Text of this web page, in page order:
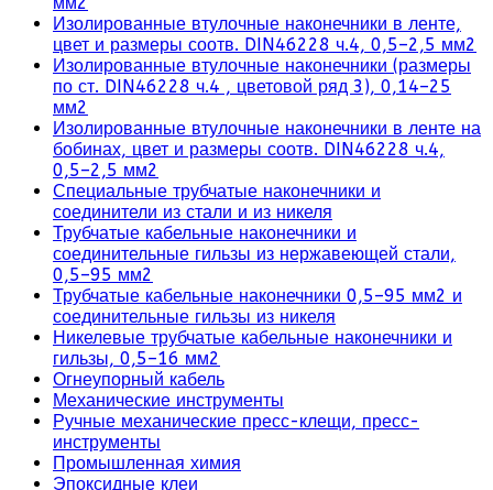
Изолированные втулочные наконечники в ленте,
цвет и размеры соотв. DIN46228 ч.4, 0,5–2,5 мм2
Изолированные втулочные наконечники (размеры
по ст. DIN46228 ч.4 , цветовой ряд 3), 0,14–25
мм2
Изолированные втулочные наконечники в ленте на
бобинах, цвет и размеры соотв. DIN46228 ч.4,
0,5–2,5 мм2
Специальные трубчатые наконечники и
соединители из стали и из никеля
Трубчатые кабельные наконечники и
соединительные гильзы из нержавеющей стали,
0,5–95 мм2
Трубчатые кабельные наконечники 0,5–95 мм2 и
соединительные гильзы из никеля
Никелевые трубчатые кабельные наконечники и
гильзы, 0,5–16 мм2
Огнеупорный кабель
Механические инструменты
Ручные механические пресс-клещи, пресс-
инструменты
Промышленная химия
Эпоксидные клеи